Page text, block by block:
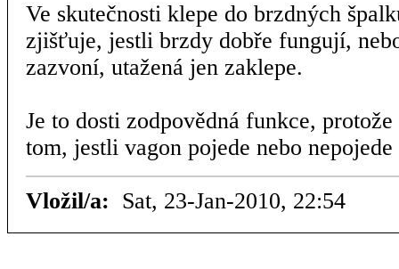
Ve skutečnosti klepe do brzdných
zjišťuje, jestli brzdy dobře fungují,
zazvoní, utažená jen zaklepe.
Je to dosti zodpovědná funkce,
tom, jestli vagon pojede nebo
Vložil/a: Sat, 23-Jan-2010, 22:54